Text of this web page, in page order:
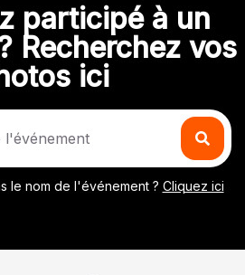
participé à un
Recherchez vos
ici
le nom de l'événement ? Cliquez ici